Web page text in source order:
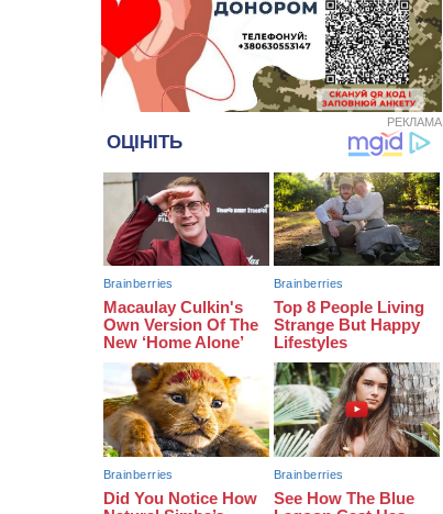
11:14
Збитки понад 100 тисяч гривень:
на Золотоніщині правоохоронці
виявили 700 метрів
браконьєрських сіток
10:33
У Черкасах легковик зіткнувся із
вантажівкою й “відлетів” у стіну:
постраждав підліток
09:49 ДНК-експертиза через 21 місяць
підтвердила загибель захисника
зі Сміли
09:13 У Черкасах 18-річний хлопець
поранив себе ножем у відділенні
пошти
08:50 Керівницю черкаського
реабілітаційного центру обрали на
новий термін
РЕКЛАМА